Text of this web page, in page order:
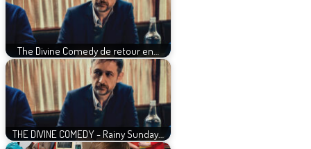
The Divine Comedy de retour en…
THE DIVINE COMEDY - Rainy Sunday…